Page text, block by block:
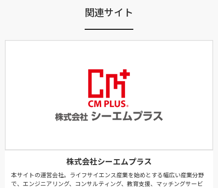
関連サイト
株式会社シーエムプラス
本サイトの運営会社。ライフサイエンス産業を始めとする幅広い産業分野
で、エンジニアリング、コンサルティング、教育支援、マッチングサービ